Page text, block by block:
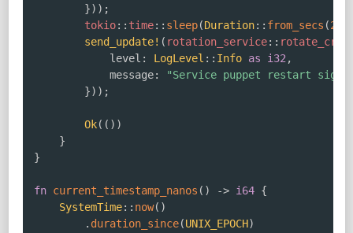
}) ) ;
tokio:: time:: sleep(Duration:: from_secs (2
send_update! ( rotation_service::
            level
: LogLevel :: Info as i32,
            message
:
"Service puppet restart
}) ) ;
Ok( ( ) )
}
}
fn current_timestamp_nanos ( ) -> i64 {
SystemTime:: now( )
. duration_since(UNIX_EPOCH)